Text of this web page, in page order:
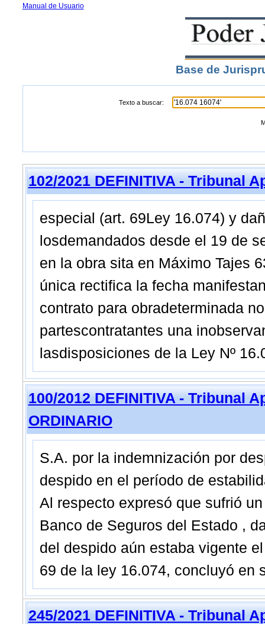
Manual de Usuario
Base de
Texto a buscar:
102/2021 DEFINITIVA - Tribunal
especial (art. 69Ley 16.074) y
losdemandados desde el 19 de
en la obra sita en Máximo Tajes
única rectifica la fecha
contrato para obradeterminada
partescontratantes una
lasdisposiciones de la Ley Nº
100/2012 DEFINITIVA - Tribunal
ORDINARIO
S.A. por la indemnización por
despido en el período de
Al respecto expresó que sufrió
Banco de Seguros del Estado ,
del despido aún estaba vigente
69 de la ley 16.074, concluyó en
245/2021 DEFINITIVA - Tribunal